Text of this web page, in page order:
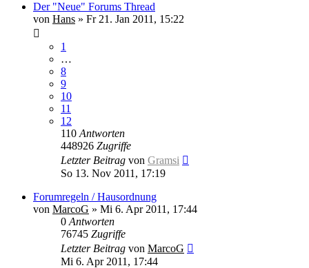
Der "Neue" Forums Thread
von Hans » Fr 21. Jan 2011, 15:22
1
…
8
9
10
11
12
110 Antworten
448926 Zugriffe
Letzter Beitrag von Gramsi
So 13. Nov 2011, 17:19
Forumregeln / Hausordnung
von MarcoG » Mi 6. Apr 2011, 17:44
0 Antworten
76745 Zugriffe
Letzter Beitrag von MarcoG
Mi 6. Apr 2011, 17:44